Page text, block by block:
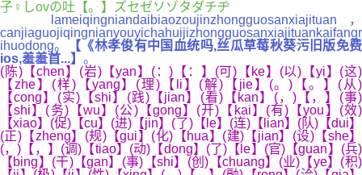
子♀しovの吐【。】ズセゼソゾタダチヂ
lameiqingniandaibiaozoujinzhongguosanxiajituan，
canjiaguojiqingnianyouyichahuijizhongguosanxiajituankaifangr
ihuodong。
【《林孝俊有中国血统吗,丝瓜草莓秋葵污旧版免费
ios,羞羞首...】 。
(陈)【chen】(岩)【yan】(：)【：】(可)【ke】(以)【yi】(这)
【zhe】(样)【yang】(理)【li】(解)【jie】(。)【。】(从)
【cong】(实)【shi】(践)【jian】(看)【kan】(，)【，】(事)
【shi】(务)【wu】(公)【gong】(开)【kai】(有)【you】(效)
【xiao】(促)【cu】(进)【jin】(了)【le】(连)【lian】(队)【dui】
(正)【zheng】(规)【gui】(化)【hua】(建)【jian】(设)【she】
(，)【，】(调)【tiao】(动)【dong】(了)【le】(官)【guan】(兵)
【bing】(干)【gan】(事)【shi】(创)【chuang】(业)【ye】(积)